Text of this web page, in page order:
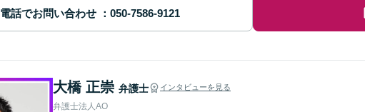
電話でお問い合わせ
大橋 正崇 弁護士 インタビューを見る
弁護士法人AO